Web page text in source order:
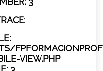
VIEW.PHP
3